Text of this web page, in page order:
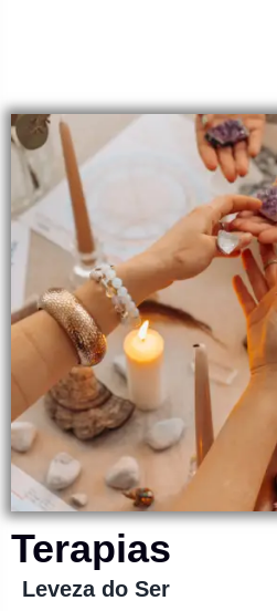
Terapias
Leveza do Ser